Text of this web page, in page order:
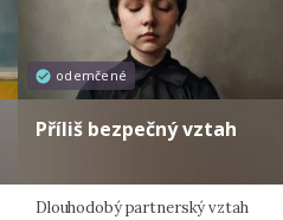
odemčené
Příliš bezpečný vztah
Dlouhodobý partnerský vztah